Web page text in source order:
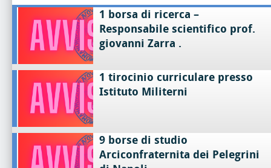
1 borsa di ricerca –
Responsabile scientifico prof.
giovanni Zarra .
1 tirocinio curriculare presso
Istituto Militerni
9 borse di studio
Arciconfraternita dei Pelegrini